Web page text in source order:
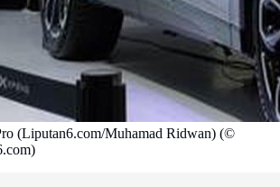
(Liputan6.com/Muhamad Ridwan) (©